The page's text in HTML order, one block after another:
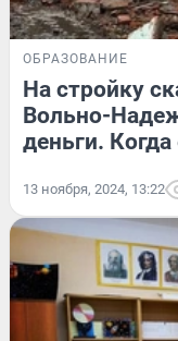
ОБРАЗОВАНИЕ
На стройку
Вольно-
деньги. Когда
13 ноября, 2024, 13:22